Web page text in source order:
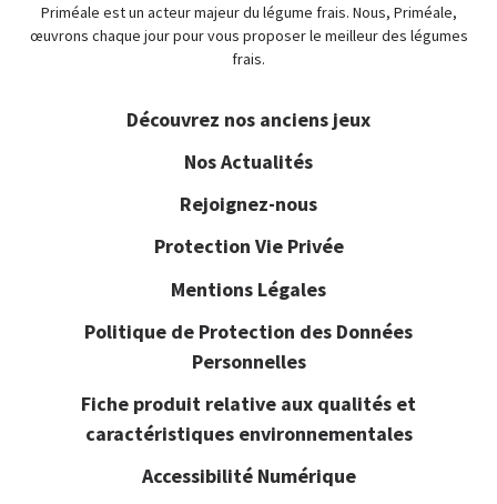
Priméale est un acteur majeur du légume frais. Nous, Priméale,
œuvrons chaque jour pour vous proposer le meilleur des légumes
frais.
Découvrez nos anciens jeux
Nos Actualités
Rejoignez-nous
Protection Vie Privée
Mentions Légales
Politique de Protection des Données
Personnelles
Fiche produit relative aux qualités et
caractéristiques environnementales
Accessibilité Numérique